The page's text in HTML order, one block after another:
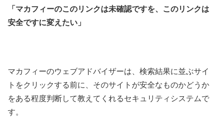
「マカフィーのこのリンクは未確認ですを、このリンクは
安全ですに変えたい」
マカフィーのウェブアドバイザーは、検索結果に並ぶサイ
トをクリックする前に、そのサイトが安全なものかどうか
をある程度判断して教えてくれるセキュリティシステムで
す。